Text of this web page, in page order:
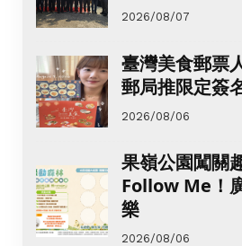
2026/08/07
臺灣美食郵
郵局推限定簽
2026/08/06
果嶺公園闖關
Follow Me！
樂
2026/08/06